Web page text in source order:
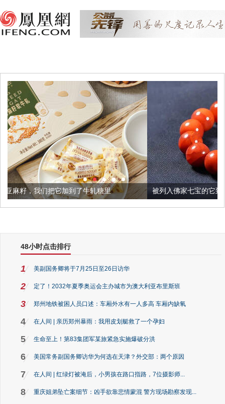
了牛轧糖里 被列入佛家七宝的它到底有多美？
48小时点击排行
1 美副国务卿将于7月25日至26日访华
2 定了！2032年夏季奥运会主办城市为澳大利亚布里斯班
3 郑州地铁被困人员口述：车厢外水有一人多高 车厢内缺氧
4 在人间 | 亲历郑州暴雨：我用皮划艇救了一个孕妇
5 生命至上！第83集团军某旅紧急实施爆破分洪
6 美国常务副国务卿访华为何选在天津？外交部：两个原因
7 在人间 | 红绿灯被淹后，小男孩在路口指路，7位摄影师...
8 重庆姐弟坠亡案细节：凶手欲靠悲情蒙混 警方现场勘察发现...